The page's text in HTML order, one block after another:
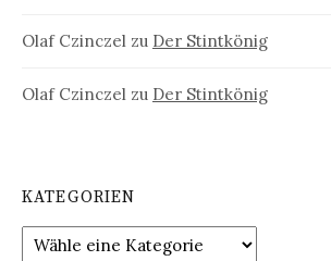
Olaf Czinczel zu Der Stintkönig
Olaf Czinczel zu Der Stintkönig
KATEGORIEN